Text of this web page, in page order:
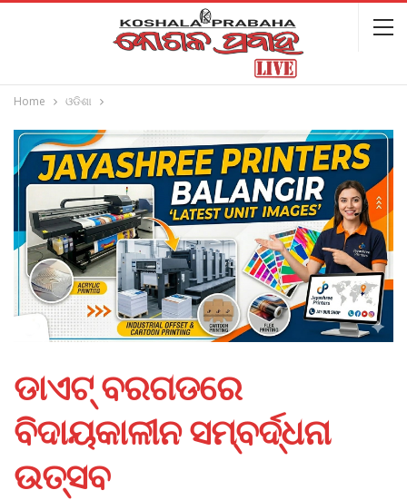
Home ଓଡିଶା
ଡାଏଟ୍‌ ବରଗଡରେ
ବିଦାୟକାଳୀନ ସମ୍ବର୍ଦ୍ଧନା
ଉତ୍ସବ